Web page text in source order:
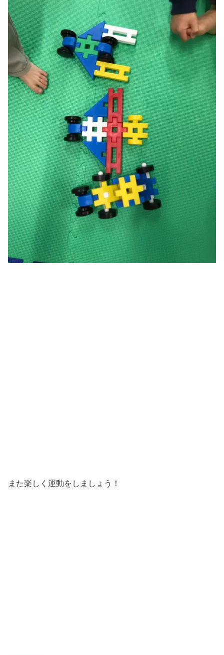
また楽しく運動をしましょう！